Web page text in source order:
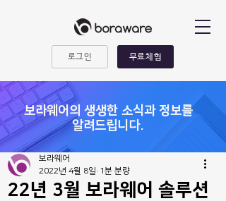
로그인 무료체험
​보라웨어의 생생한 소식과 정보를
알려드립니다.
22년 3월 보라웨어 솔루션
보라웨어
2022년 4월 8일 1분 분량